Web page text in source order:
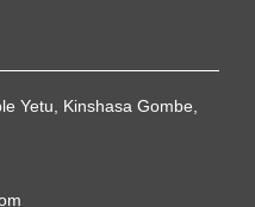
Yetu, Kinshasa Gombe,